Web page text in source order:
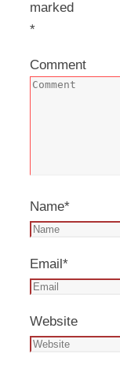
marked
*
Comment
Name*
Email*
Website